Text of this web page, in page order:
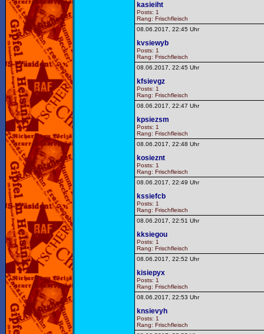
kasieiht
Posts: 1
Rang: Frischfleisch
08.06.2017, 22:45 Uhr
kvsiewyb
Posts: 1
Rang: Frischfleisch
08.06.2017, 22:45 Uhr
kfsievgz
Posts: 1
Rang: Frischfleisch
08.06.2017, 22:47 Uhr
kpsiezsm
Posts: 1
Rang: Frischfleisch
08.06.2017, 22:48 Uhr
kosieznt
Posts: 1
Rang: Frischfleisch
08.06.2017, 22:49 Uhr
kssiefcb
Posts: 1
Rang: Frischfleisch
08.06.2017, 22:51 Uhr
kksiegou
Posts: 1
Rang: Frischfleisch
08.06.2017, 22:52 Uhr
kisiepyx
Posts: 1
Rang: Frischfleisch
08.06.2017, 22:53 Uhr
knsievyh
Posts: 1
Rang: Frischfleisch